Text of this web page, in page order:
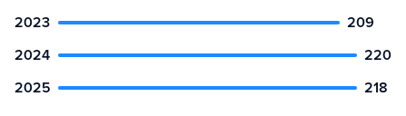
2023
209
2024
220
2025
218